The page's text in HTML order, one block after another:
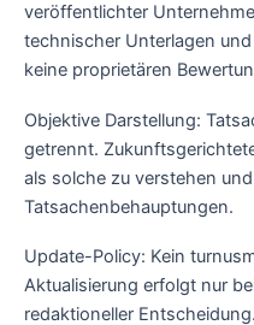
veröffentlichter
technischer Unterlagen
keine proprietären
Objektive Darstellung:
getrennt.
als solche zu verstehen
Tatsachenbehauptungen.
Update-Policy: Kein
Aktualisierung erfolgt nur
redaktioneller Entscheidung.